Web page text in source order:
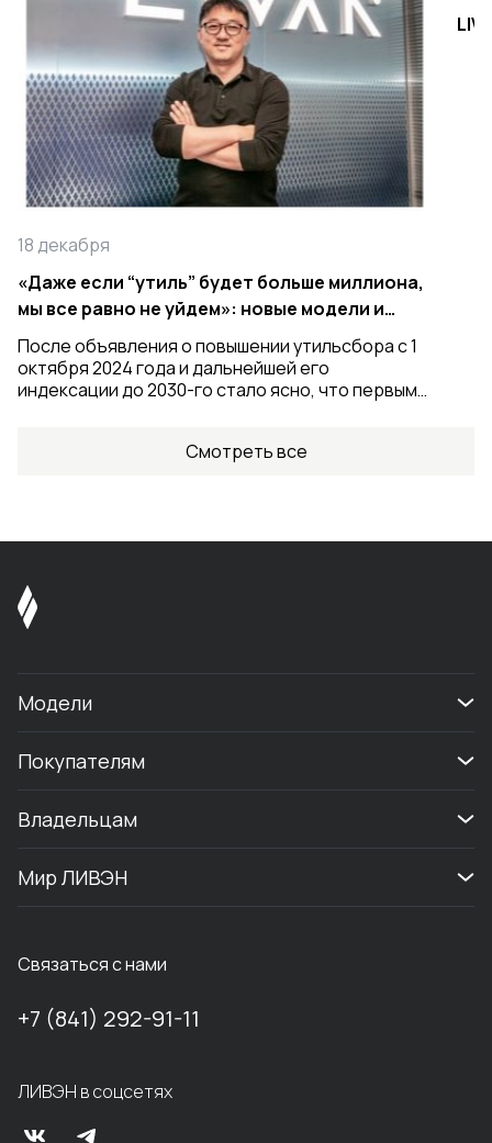
18 декабря
«Даже если “утиль” будет больше миллиона,
мы все равно не уйдем»: новые модели и
стратегия Livan в России
После объявления о повышении утильсбора с 1
октября 2024 года и дальнейшей его
индексации до 2030-го стало ясно, что первыми
доля «утиля» в цене их моделей будет
Дрома расшифровку нашей беседы с ним.
Смотреть все
Модели
Покупателям
Владельцам
Мир ЛИВЭН
Связаться с нами
+7 (841) 292-91-11
ЛИВЭН в соцсетях